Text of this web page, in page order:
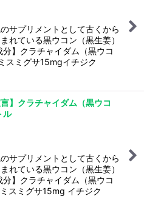
のサプリメントとして古くから
れている黒ウコン（黒生姜）
】クラチャイダム（黒ウコ
スミグサ15mgイチジク
言】クラチャイダム（黒ウコ
ル
のサプリメントとして古くから
れている黒ウコン（黒生姜）
】クラチャイダム（黒ウコ
スミグサ15mg イチジク